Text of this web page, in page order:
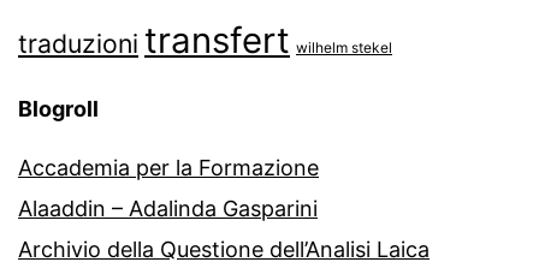
traduzioni transfert wilhelm stekel
Blogroll
Accademia per la Formazione
Alaaddin – Adalinda Gasparini
Archivio della Questione dell’Analisi Laica